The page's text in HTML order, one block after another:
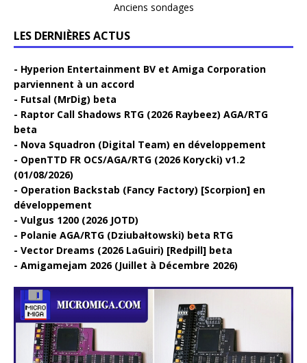
Anciens sondages
LES DERNIÈRES ACTUS
Hyperion Entertainment BV et Amiga Corporation
parviennent à un accord
Futsal (MrDig) beta
Raptor Call Shadows RTG (2026 Raybeez) AGA/RTG
beta
Nova Squadron (Digital Team) en développement
OpenTTD FR OCS/AGA/RTG (2026 Korycki) v1.2
(01/08/2026)
Operation Backstab (Fancy Factory) [Scorpion] en
développement
Vulgus 1200 (2026 JOTD)
Polanie AGA/RTG (Dziubałtowski) beta RTG
Vector Dreams (2026 LaGuiri) [Redpill] beta
Amigamejam 2026 (Juillet à Décembre 2026)